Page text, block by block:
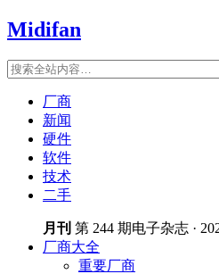
Midifan
厂商
新闻
硬件
软件
技术
二手
月刊 第 244 期电子杂志 ·
厂商大全
重要厂商